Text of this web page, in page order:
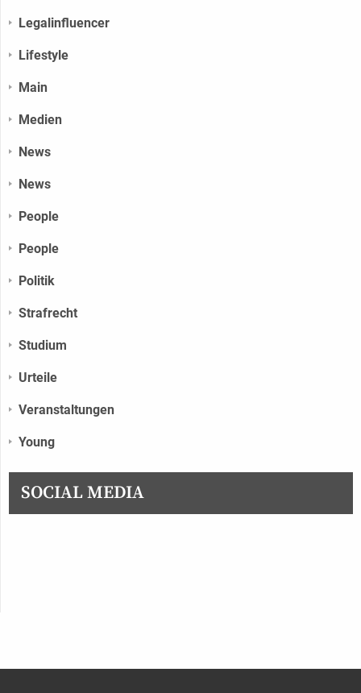
Legalinfluencer
Lifestyle
Main
Medien
News
News
People
People
Politik
Strafrecht
Studium
Urteile
Veranstaltungen
Young
SOCIAL MEDIA